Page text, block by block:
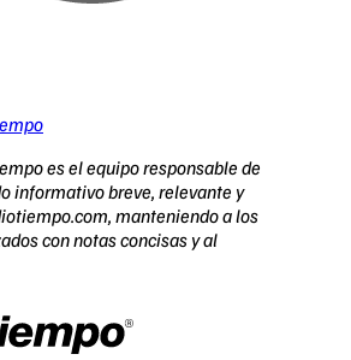
es el equipo responsable de
informativo breve, relevante y
manteniendo a los
con notas concisas y al